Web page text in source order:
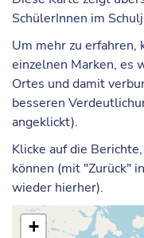
SchülerInnen im
Um mehr zu
einzelnen Marken, es
Ortes und damit
besseren
angeklickt).
Klicke auf die
können (mit "Zurück"
wieder hierher).
+